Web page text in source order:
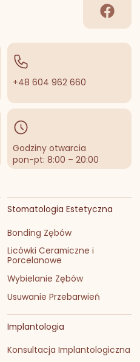
+48 604 962 660
Godziny otwarcia
pon-pt: 8:00 – 20:00
Stomatologia Estetyczna
Bonding Zębów
Licówki Ceramiczne i
Porcelanowe
Wybielanie Zębów
Usuwanie Przebarwień
Implantologia
Konsultacja Implantologiczna